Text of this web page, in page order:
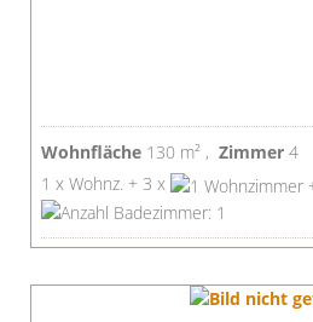
Wohnfläche 130 m² , Zimmer 4
1 x Wohnz. + 3 x